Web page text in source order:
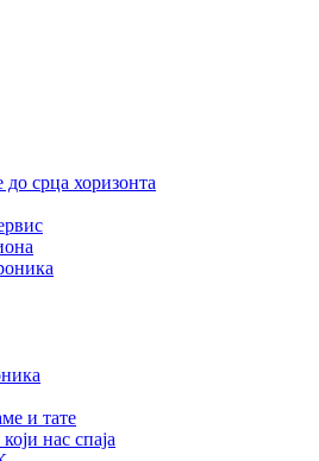
до срца хоризонта
и тате
нас спаја